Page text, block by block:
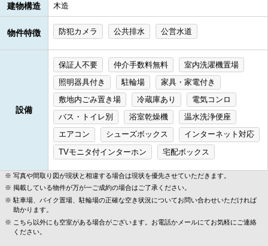
建物構造 木造
物件特徴 防犯カメラ 公共排水 公営水道
設備
保証人不要 仲介手数料無料
室内洗濯機置場
照明器具付き
駐輪場
家具・家電付き
敷地内ごみ置き場
冷蔵庫あり
電気コンロ
バス・トイレ別
浴室乾燥機
温水洗浄便座
エアコン
シューズボックス
インターネット対応
TVモニタ付インターホン
宅配ボックス
写真や間取り図が現状と相違する場合は現状を優先させていただきます。
掲載している物件が万が一ご成約の場合はご了承ください。
駐車場、バイク置場、駐輪場の正確な空き状況についてお問い合わせいただければ
助かります。
こちら以外にも空室がある場合がございます。お電話かメールにてお気軽にご連絡
ください。